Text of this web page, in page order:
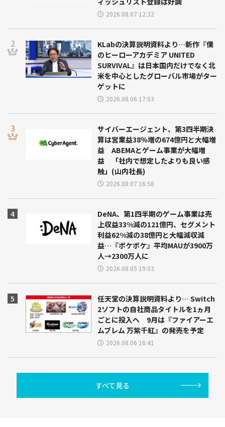
2026.08.07 12:32
KLabの決算説明資料より…新作『僕
のヒーローアカデミア UNITED
SURVIVAL』は日本国内だけでなく北
米を中心としたグローバル市場がター
ゲットに
2026.08.06 17:03
サイバーエージェント、第3四半期決
算は営業益38％増の674億円と大幅増
益 ABEMAとゲーム事業が大幅増
益 「社内で想定したよりも良い感
触」(山内社長)
2026.08.07 16:58
DeNA、第1四半期のゲーム事業は売
上収益33%減の121億円、セグメント
利益62%減の38億円と大幅減収減
益…『ポケポケ』平均MAUが3900万
人→2300万人に
2026.08.05 19:03
任天堂の決算説明資料より… Switch
2ソフトの自社商品タイトルを1ヵ月
ごとに投入へ 9月は『ファイアーエ
ムブレム 万紫千紅』の発売を予定
2026.08.06 16:41
すべて見る